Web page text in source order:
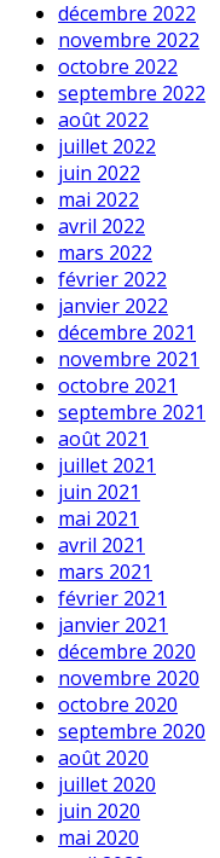
décembre 2022
novembre 2022
octobre 2022
septembre 2022
août 2022
juillet 2022
juin 2022
mai 2022
avril 2022
mars 2022
février 2022
janvier 2022
décembre 2021
novembre 2021
octobre 2021
septembre 2021
août 2021
juillet 2021
juin 2021
mai 2021
avril 2021
mars 2021
février 2021
janvier 2021
décembre 2020
novembre 2020
octobre 2020
septembre 2020
août 2020
juillet 2020
juin 2020
mai 2020